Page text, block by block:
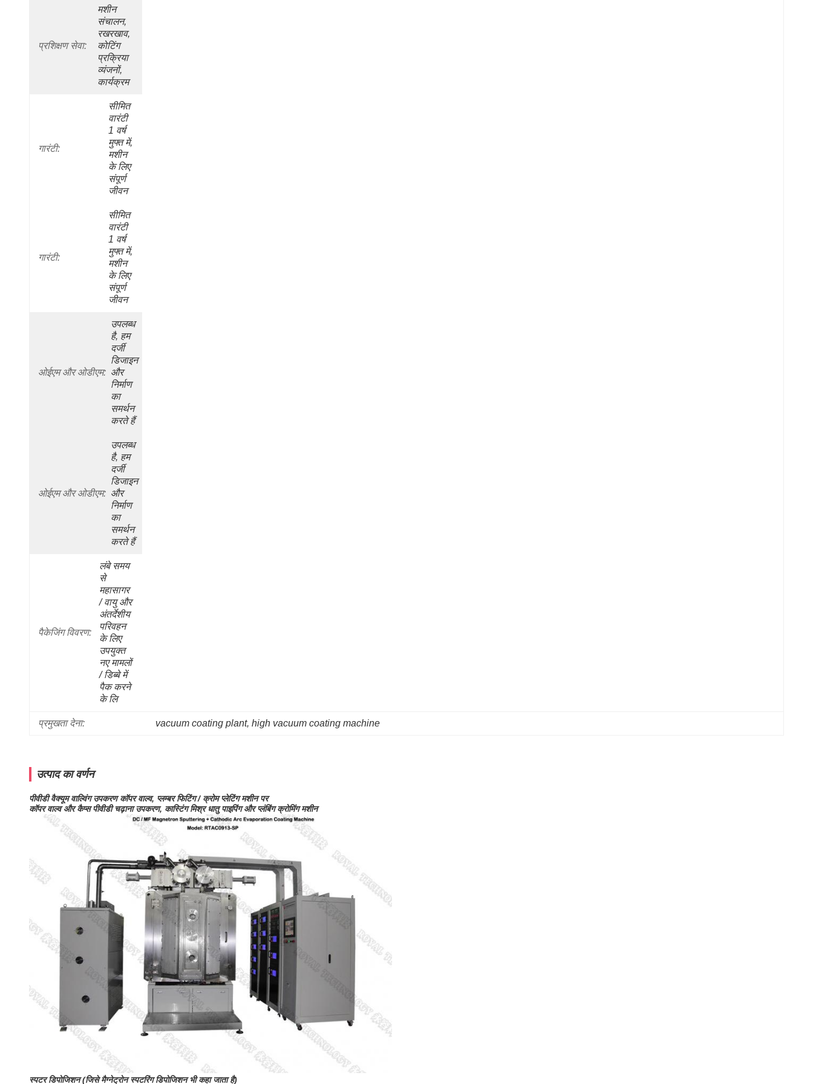
प्रशिक्षण सेवा:
मशीन
संचालन,
रखरखाव,
कोटिंग
प्रक्रिया
व्यंजनों,
कार्यक्रम
गारंटी:
सीमित
वारंटी
1 वर्ष
मुफ्त में,
मशीन
के लिए
संपूर्ण
जीवन
गारंटी:
सीमित
वारंटी
1 वर्ष
मुफ्त में,
मशीन
के लिए
संपूर्ण
जीवन
ओईएम और ओडीएम:
उपलब्ध
है, हम
दर्जी
डिजाइन
और
निर्माण
का
समर्थन
करते हैं
ओईएम और ओडीएम:
उपलब्ध
है, हम
दर्जी
डिजाइन
और
निर्माण
का
समर्थन
करते हैं
पैकेजिंग विवरण:
लंबे समय
से
महासागर
/ वायु और
अंतर्देशीय
परिवहन
के लिए
उपयुक्त
नए मामलों
/ डिब्बे में
पैक करने
के लि
प्रमुखता देना: vacuum coating plant, high vacuum coating machine
उत्पाद का वर्णन
पीवीडी वैक्यूम वाल्विंग उपकरण कॉपर वाल्व, प्लम्बर फिटिंग / क्रोम प्लेटिंग मशीन पर
कॉपर वाल्व और कैप्स पीवीडी चढ़ाना उपकरण, कास्टिंग मिश्र धातु पाइपिंग और प्लंबिंग क्रोमिंग मशीन
स्पटर डिपोजिशन (जिसे मैग्नेट्रोन स्पटरिंग डिपोजिशन भी कहा जाता है)